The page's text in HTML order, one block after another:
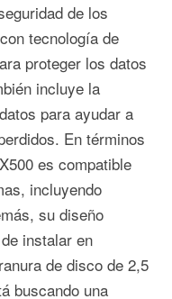
de los
tecnología de
proteger los datos
incluye la
para ayudar a
En términos
es compatible
incluyendo
su diseño
instalar en
de disco de 2,5
buscando una